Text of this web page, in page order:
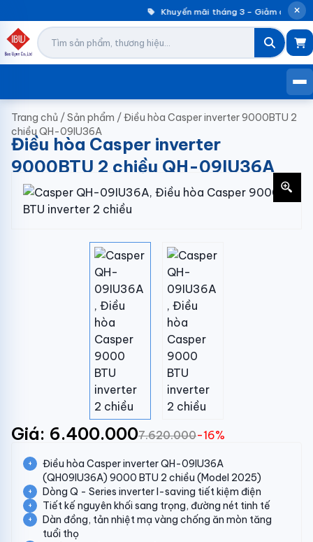
Khuyến mãi tháng 3 – Giảm đến
Trang chủ /Sản phẩm /Điều hòa Casper inverter 9000BTU 2
chiều QH-09IU36A
Điều hòa Casper inverter
9000BTU 2 chiều QH-09IU36A
Giá: 6.400.0007.620.000-16%
Điều hòa Casper inverter QH-09IU36A
(QH09IU36A) 9000 BTU 2 chiều (Model 2025)
Dòng Q - Series inverter I-saving tiết kiệm điện
Tiết kế nguyên khối sang trọng, đường nét tinh tế
Dàn đồng, tản nhiệt mạ vàng chống ăn mòn tăng
tuổi thọ